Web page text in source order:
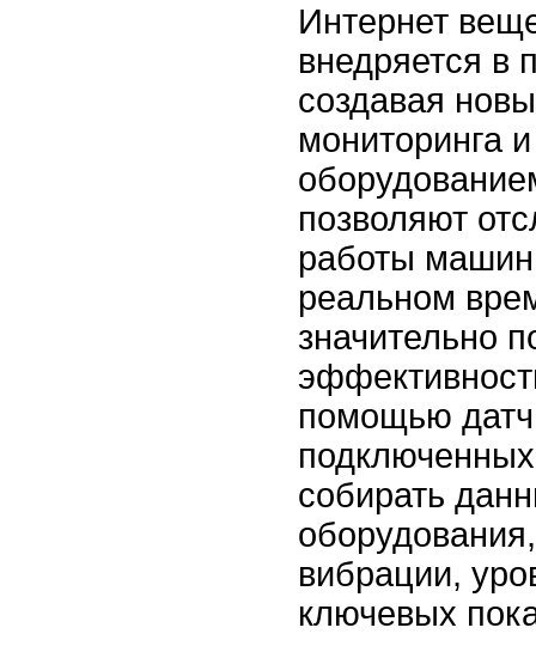
Интернет
внедряется в
создавая
мониторинга
позволяют
работы машин
реальном
значительно
помощью
собирать
вибрации,
ключевых